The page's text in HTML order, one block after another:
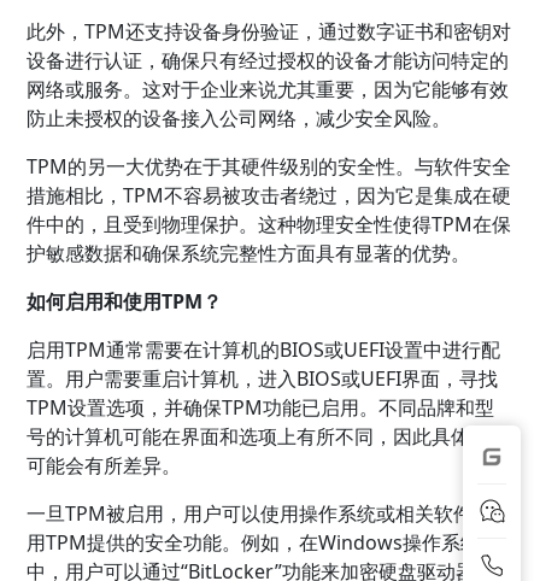
此外，TPM还支持设备身份验证，通过数字证书和密钥对
设备进行认证，确保只有经过授权的设备才能访问特定的
网络或服务。这对于企业来说尤其重要，因为它能够有效
防止未授权的设备接入公司网络，减少安全风险。
TPM的另一大优势在于其硬件级别的安全性。与软件安全
措施相比，TPM不容易被攻击者绕过，因为它是集成在硬
件中的，且受到物理保护。这种物理安全性使得TPM在保
护敏感数据和确保系统完整性方面具有显著的优势。
如何启用和使用TPM？
启用TPM通常需要在计算机的BIOS或UEFI设置中进行配
置。用户需要重启计算机，进入BIOS或UEFI界面，寻找
TPM设置选项，并确保TPM功能已启用。不同品牌和型
号的计算机可能在界面和选项上有所不同，因此具体步骤
可能会有所差异。
一旦TPM被启用，用户可以使用操作系统或相关软件来利
用TPM提供的安全功能。例如，在Windows操作系统
中，用户可以通过“BitLocker”功能来加密硬盘驱动器，